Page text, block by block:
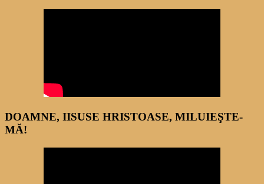
DOAMNE, IISUSE HRISTOASE, MILUIEŞTE-
MĂ!